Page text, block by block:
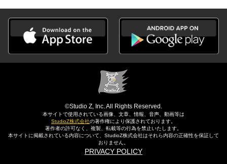
©Studio Z, Inc. All Rights Reserved.
本サイトで使用されている画像、文章、情報、音声、動画等は
StudioZ株式会社の著作権により保護されております。
著作者の許可なく、複製、転載等の行為を禁止いたします。
本サイトに掲載されている内容について、StudioZ株式会社はそれら内容の正確性を保証して
おりません。
PRIVACY POLICY